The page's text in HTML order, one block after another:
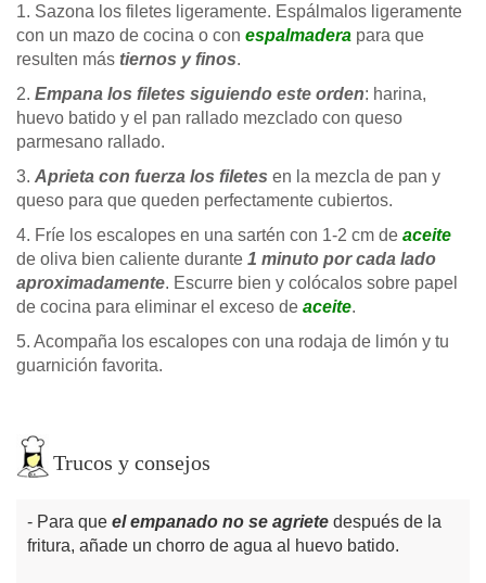
1. Sazona los filetes ligeramente. Espálmalos ligeramente
con un mazo de cocina o con espalmadera para que
resulten más tiernos y finos.
2. Empana los filetes siguiendo este orden: harina,
huevo batido y el pan rallado mezclado con queso
parmesano rallado.
3. Aprieta con fuerza los filetes en la mezcla de pan y
queso para que queden perfectamente cubiertos.
4. Fríe los escalopes en una sartén con 1-2 cm de aceite
de oliva bien caliente durante 1 minuto por cada lado
aproximadamente. Escurre bien y colócalos sobre papel
de cocina para eliminar el exceso de aceite.
5. Acompaña los escalopes con una rodaja de limón y tu
guarnición favorita.
Trucos y consejos
Para que el empanado no se agriete después de la
fritura, añade un chorro de agua al huevo batido.